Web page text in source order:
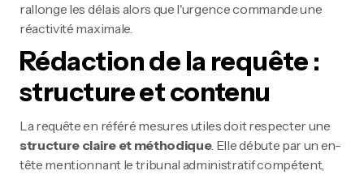
rallonge les délais alors que l'urgence commande une
réactivité maximale.
Rédaction de la requête :
structure et contenu
La requête en référé mesures utiles doit respecter une
structure claire et méthodique. Elle débute par un en-
tête mentionnant le tribunal administratif compétent,